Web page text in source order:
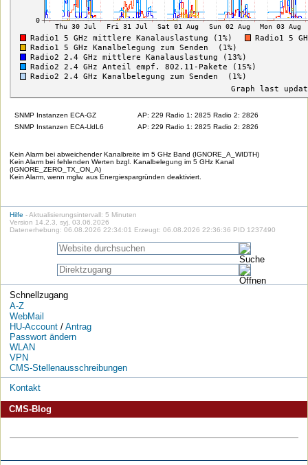
SNMP Instanzen ECA-GZ
AP: 229 Radio 1: 2825 Radio 2: 2826
SNMP Instanzen ECA-UdL6
AP: 229 Radio 1: 2825 Radio 2: 2826
Kein Alarm bei abweichender Kanalbreite im 5 GHz Band (IGNORE_A_WIDTH)
Kein Alarm bei fehlenden Werten bzgl. Kanalbelegung im 5 GHz Kanal
(IGNORE_ZERO_TX_ON_A)
Kein Alarm, wenn mglw. aus Energiespargründen deaktiviert.
Hilfe - Aktualisierungsintervall: 5 Minuten
Version 14.2.3, syj, 03.06.2026
Datenerhebung: 06.08.2026 22:34:01 Erzeugt: 06.08.2026 22:36:36 PID 1237490
Schnellzugang
A-Z
WebMail
HU-Account/ Antrag
Passwort ändern
WLAN
VPN
CMS-Stellenausschreibungen
Kontakt
CMS-Blog